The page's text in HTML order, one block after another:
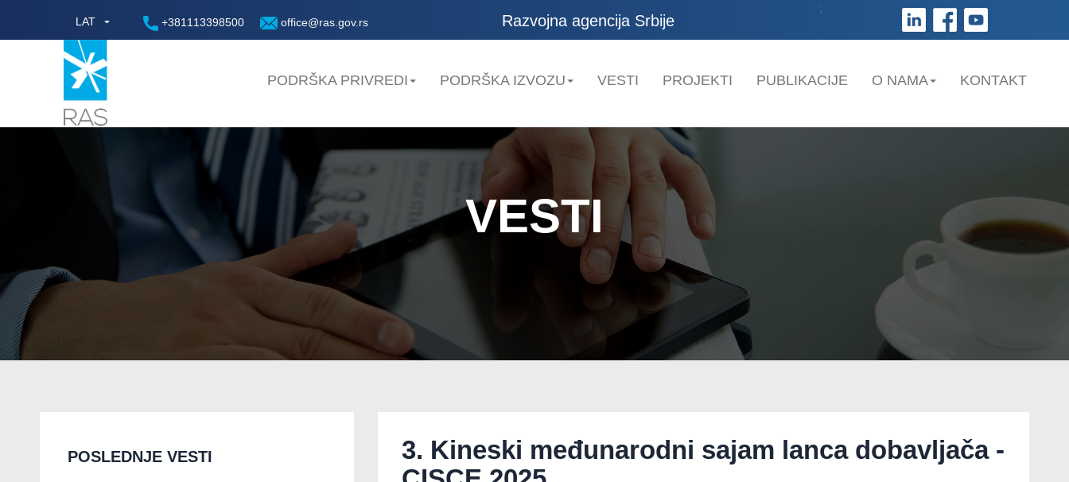
LAT +381113398500 office@ras.gov.rs Razvojna agencija Srbije
;
PODRŠKA PRIVREDI PODRŠKA IZVOZU VESTI PROJEKTI PUBLIKACIJE O NAMA KONTAKT
VESTI
POSLEDNJE VESTI
3. Kineski međunarodni sajam lanca dobavljača -